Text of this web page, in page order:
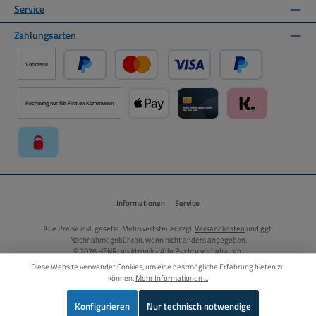
Service
Zahlungsarten
Vorkasse
PayPal Kredit- oder Debitkarte über PayPal
Später Bezahlen
Rechnung nur für Firmen Kommunen
Informationen Service
Alle Preise inkl. gesetzl. Mehrwertsteuer zzgl.Versandkosten und ggf.
Nachnahmegebühren, wenn nicht anders angegeben.
© 2026 HENRI elektronik - Alle Rechte vorbehalten.
Vertrag widerrufen
Diese Website verwendet Cookies, um eine bestmögliche Erfahrung bieten zu
können.Mehr Informationen ...
Nur technisch notwendige
Konfigurieren